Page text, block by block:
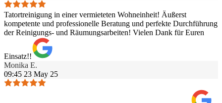
Tatortreinigung in einer vermieteten Wohneinheit! Äußerst
kompetente und professionelle Beratung und perfekte Durchführung
der Reinigungs- und Räumungsarbeiten! Vielen Dank für Euren
Einsatz!!
Monika E.
09:45 23 May 25